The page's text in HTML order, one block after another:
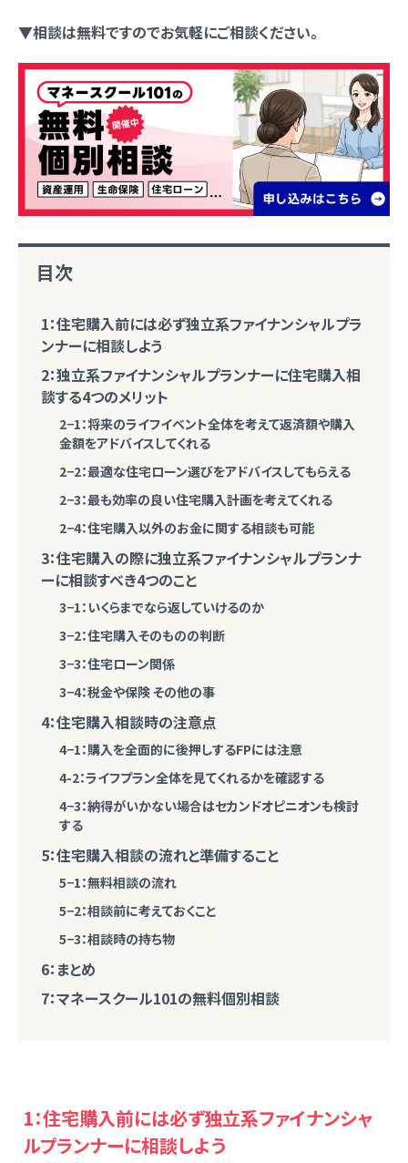
▼相談は無料ですのでお気軽にご相談ください。
目次
1：住宅購入前には必ず独立系ファイナンシャルプラ
ンナーに相談しよう
2：独立系ファイナンシャルプランナーに住宅購入相
談する4つのメリット
2−1：将来のライフイベント全体を考えて返済額や購入
金額をアドバイスしてくれる
2−2：最適な住宅ローン選びをアドバイスしてもらえる
2−3：最も効率の良い住宅購入計画を考えてくれる
2−4：住宅購入以外のお金に関する相談も可能
3：住宅購入の際に独立系ファイナンシャルプランナ
ーに相談すべき4つのこと
3−1：いくらまでなら返していけるのか
3−2：住宅購入そのものの判断
3−3：住宅ローン関係
3−4：税金や保険 その他の事
4：住宅購入相談時の注意点
4−1：購入を全面的に後押しするFPには注意
4-2：ライフプラン全体を見てくれるかを確認する
4−3：納得がいかない場合はセカンドオピニオンも検討
する
5：住宅購入相談の流れと準備すること
5−1：無料相談の流れ
5−2：相談前に考えておくこと
5−3：相談時の持ち物
6：まとめ
7：マネースクール101の無料個別相談
1：住宅購入前には必ず独立系ファイナンシャ
ルプランナーに相談しよう